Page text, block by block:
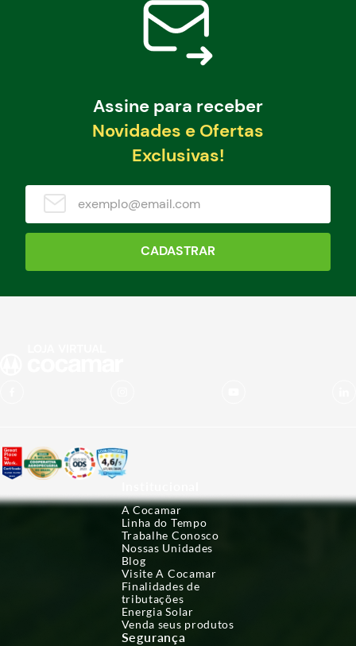
Assine para receber
Novidades e Ofertas
Exclusivas!
CADASTRAR
A Cocamar
Linha do Tempo
Trabalhe Conosco
Nossas Unidades
Blog
Visite A Cocamar
Finalidades de
tributações
Energia Solar
Venda seus produtos
Segurança